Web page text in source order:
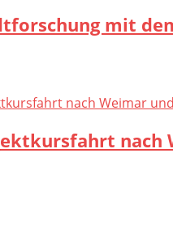
mit
nach